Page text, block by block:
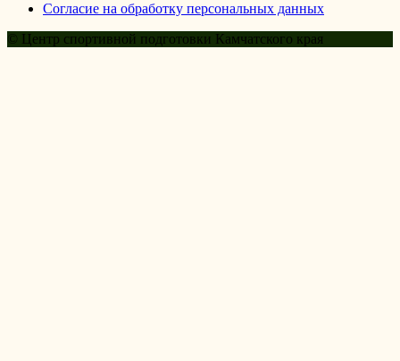
Согласие на обработку персональных данных
© Центр спортивной подготовки Камчатского края